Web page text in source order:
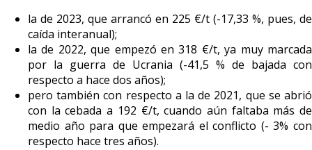
la de 2023, que arrancó en 225 €/t (-17,33 %, pues, de
caída interanual);
la de 2022, que empezó en 318 €/t, ya muy marcada
por la guerra de Ucrania (-41,5 % de bajada con
respecto a hace dos años);
pero también con respecto a la de 2021, que se abrió
con la cebada a 192 €/t, cuando aún faltaba más de
medio año para que empezará el conflicto (- 3% con
respecto hace tres años).